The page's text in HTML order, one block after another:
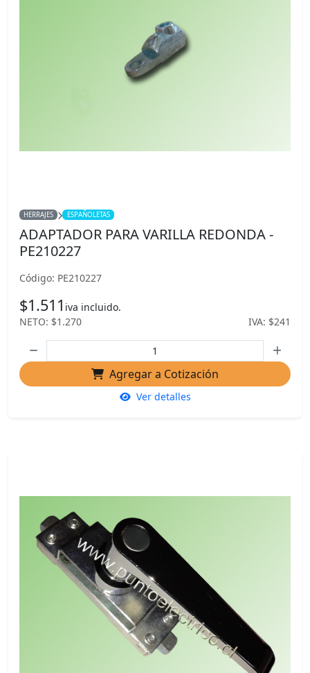
HERRAJES ESPAÑOLETAS
ADAPTADOR PARA VARILLA REDONDA -
PE210227
Código: PE210227
$1.511 iva incluido.
NETO: $1.270
IVA: $241
Agregar a Cotización
Ver detalles